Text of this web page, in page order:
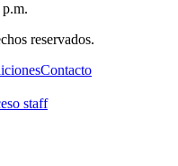
reservados.
Contacto
staff